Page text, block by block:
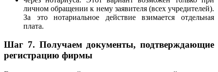
личном обращении к нему заявителя (всех учредителей).
За это нотариальное действие взимается отдельная
плата.
Шаг 7. Получаем документы, подтверждающие
регистрацию фирмы